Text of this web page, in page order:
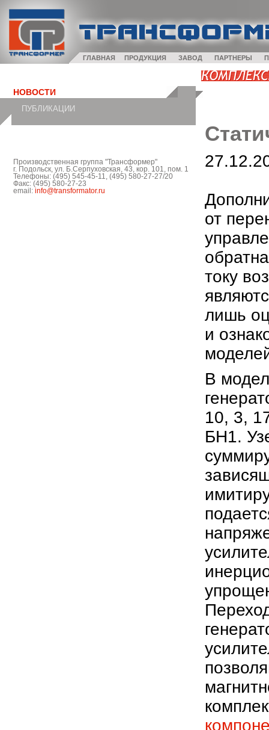
ГЛАВНАЯ ПРОДУКЦИЯ ЗАВОД ПАРТНЕРЫ
НОВОСТИ
ПУБЛИКАЦИИ
Производственная группа "Трансформер"
г. Подольск, ул. Б.Серпуховская, 43, кор. 101, пом. 1
Телефоны: (495) 545-45-11, (495) 580-27-27/20
Факс: (495) 580-27-23
email: info@transformator.ru
от
току
лишь
и
В
10, 3,
БН1.